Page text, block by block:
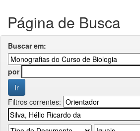
Página de Busca
Buscar em:
por
Filtros correntes: